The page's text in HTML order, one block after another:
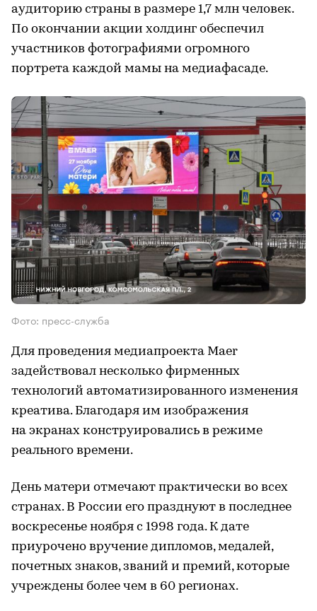
аудиторию страны в размере 1,7 млн человек.
По окончании акции холдинг обеспечил
участников фотографиями огромного
портрета каждой мамы на медиафасаде.
Фото: пресс-служба
Для проведения медиапроекта Maer
задействовал несколько фирменных
технологий автоматизированного изменения
креатива. Благодаря им изображения
на экранах конструировались в режиме
реального времени.
День матери отмечают практически во всех
странах. В России его празднуют в последнее
воскресенье ноября с 1998 года. К дате
приурочено вручение дипломов, медалей,
почетных знаков, званий и премий, которые
учреждены более чем в 60 регионах.